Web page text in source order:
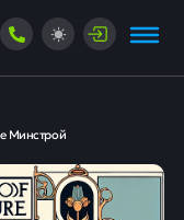
Минстрой